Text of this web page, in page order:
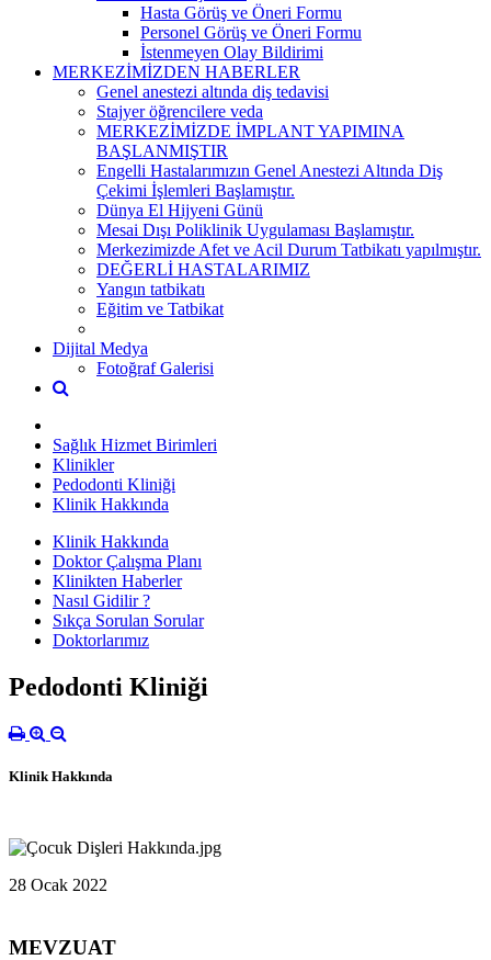
Hasta Görüş ve Öneri Formu
Personel Görüş ve Öneri Formu
İstenmeyen Olay Bildirimi
MERKEZİMİZDEN HABERLER
Genel anestezi altında diş tedavisi
Stajyer öğrencilere veda
MERKEZİMİZDE İMPLANT YAPIMINA
BAŞLANMIŞTIR
Engelli Hastalarımızın Genel Anestezi Altında Diş
Çekimi İşlemleri Başlamıştır.
Dünya El Hijyeni Günü
Mesai Dışı Poliklinik Uygulaması Başlamıştır.
Merkezimizde Afet ve Acil Durum Tatbikatı yapılmıştır.
DEĞERLİ HASTALARIMIZ
Yangın tatbikatı
Eğitim ve Tatbikat
Dijital Medya
Fotoğraf Galerisi
Sağlık Hizmet Birimleri
Klinikler
Pedodonti Kliniği
Klinik Hakkında
Klinik Hakkında
Doktor Çalışma Planı
Klinikten Haberler
Nasıl Gidilir ?
Sıkça Sorulan Sorular
Doktorlarımız
Pedodonti Kliniği
Klinik Hakkında
28 Ocak 2022
MEVZUAT